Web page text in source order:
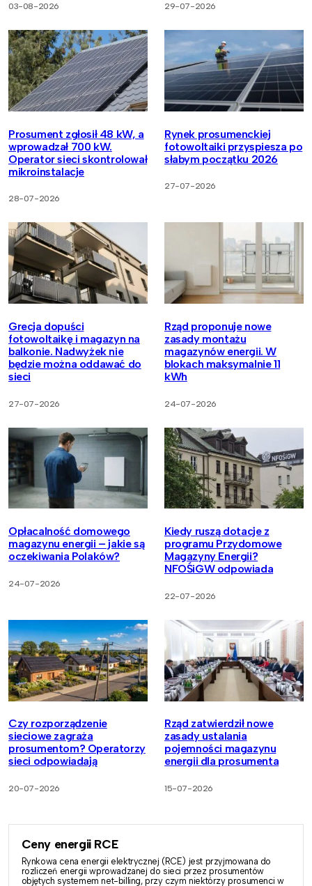
03-08-2026 29-07-2026
Prosument zgłosił 48 kW, a
wprowadzał 700 kW.
Operator sieci skontrolował
mikroinstalacje
28-07-2026
Rynek prosumenckiej
fotowoltaiki przyspiesza po
słabym początku 2026
27-07-2026
Grecja dopuści
fotowoltaikę i magazyn na
balkonie. Nadwyżek nie
będzie można oddawać do
sieci
27-07-2026
Rząd proponuje nowe
zasady montażu
magazynów energii. W
blokach maksymalnie 11
kWh
24-07-2026
Opłacalność domowego
magazynu energii – jakie są
oczekiwania Polaków?
24-07-2026
Kiedy ruszą dotacje z
programu Przydomowe
Magazyny Energii?
NFOŚiGW odpowiada
22-07-2026
Czy rozporządzenie
sieciowe zagraża
prosumentom? Operatorzy
sieci odpowiadają
20-07-2026
Rząd zatwierdził nowe
zasady ustalania
pojemności magazynu
energii dla prosumenta
15-07-2026
Ceny energii RCE
Rynkowa cena energii elektrycznej (RCE) jest przyjmowana do
rozliczeń energii wprowadzanej do sieci przez prosumentów
objętych systemem net-billing, przy czym niektórzy prosumenci w